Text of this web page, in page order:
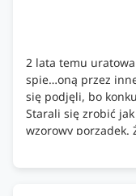
2 lata temu
spie…oną przez
się podjęli, bo
Starali się zrobić
wzorowy porządek.
kosztów.
pomontażowa